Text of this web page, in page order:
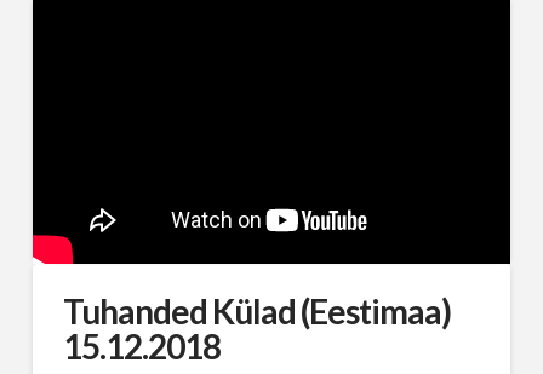
Tuhanded Külad (Eestimaa)
15.12.2018